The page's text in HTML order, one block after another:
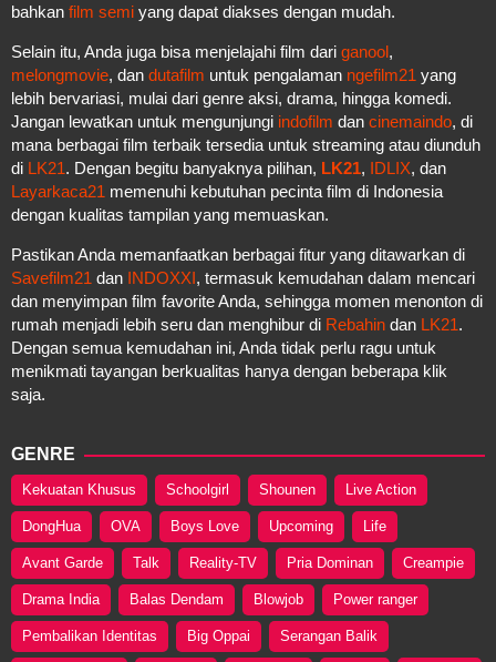
bahkan film semi yang dapat diakses dengan mudah.
Selain itu, Anda juga bisa menjelajahi film dari ganool,
melongmovie, dan dutafilm untuk pengalaman ngefilm21 yang
lebih bervariasi, mulai dari genre aksi, drama, hingga komedi.
Jangan lewatkan untuk mengunjungi indofilm dan cinemaindo, di
mana berbagai film terbaik tersedia untuk streaming atau diunduh
di LK21. Dengan begitu banyaknya pilihan, LK21, IDLIX, dan
Layarkaca21 memenuhi kebutuhan pecinta film di Indonesia
dengan kualitas tampilan yang memuaskan.
Pastikan Anda memanfaatkan berbagai fitur yang ditawarkan di
Savefilm21 dan INDOXXI, termasuk kemudahan dalam mencari
dan menyimpan film favorite Anda, sehingga momen menonton di
rumah menjadi lebih seru dan menghibur di Rebahin dan LK21.
Dengan semua kemudahan ini, Anda tidak perlu ragu untuk
menikmati tayangan berkualitas hanya dengan beberapa klik
saja.
GENRE
Kekuatan Khusus Schoolgirl Shounen Live Action
DongHua OVA Boys Love Upcoming Life
Avant Garde Talk Reality-TV Pria Dominan Creampie
Drama India Balas Dendam Blowjob Power ranger
Pembalikan Identitas Big Oppai Serangan Balik